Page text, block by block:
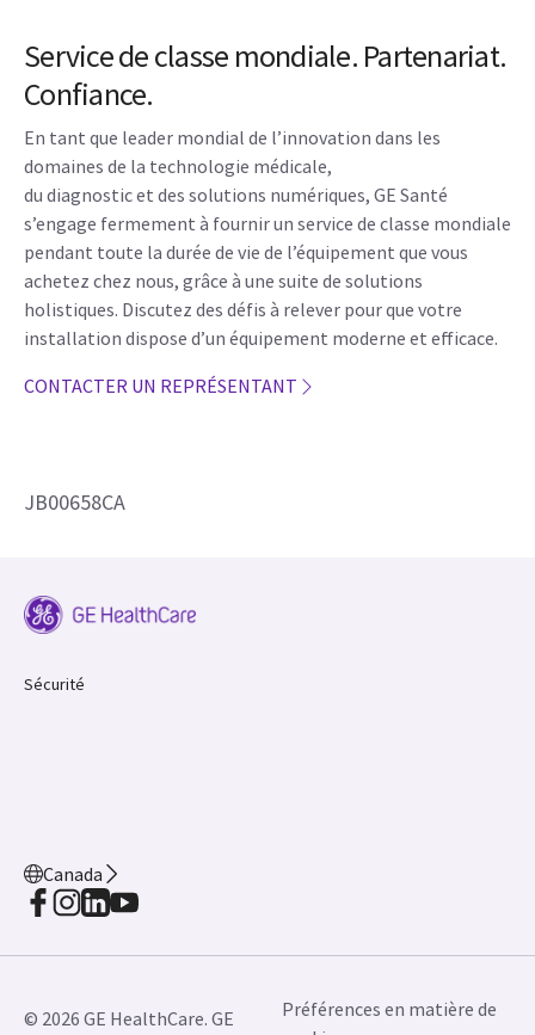
Service de classe mondiale. Partenariat.
Confiance.
En tant que leader mondial de l’innovation dans les
domaines de la technologie médicale,
du diagnostic et des solutions numériques, GE Santé
s’engage fermement à fournir un service de classe mondiale
pendant toute la durée de vie de l’équipement que vous
achetez chez nous, grâce à une suite de solutions
holistiques. Discutez des défis à relever pour que votre
installation dispose d’un équipement moderne et efficace.
CONTACTER UN REPRÉSENTANT
JB00658CA
Sécurité
Canada
© 2026 GE HealthCare. GE
Préférences en matière de